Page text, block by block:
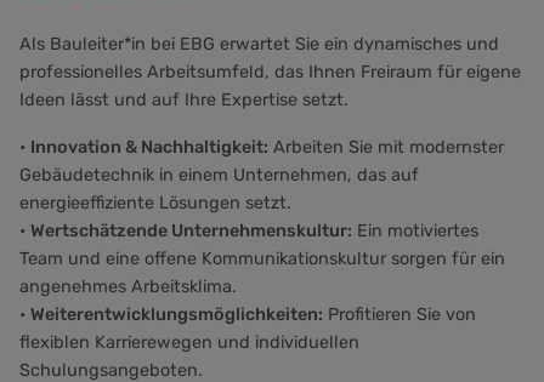
Als Bauleiter*in bei EBG erwartet Sie ein dynamisches und
professionelles Arbeitsumfeld, das Ihnen Freiraum für eigene
Ideen lässt und auf Ihre Expertise setzt.
• Innovation & Nachhaltigkeit: Arbeiten Sie mit modernster
Gebäudetechnik in einem Unternehmen, das auf
energieeffiziente Lösungen setzt.
• Wertschätzende Unternehmenskultur: Ein motiviertes
Team und eine offene Kommunikationskultur sorgen für ein
angenehmes Arbeitsklima.
• Weiterentwicklungsmöglichkeiten: Profitieren Sie von
flexiblen Karrierewegen und individuellen
Schulungsangeboten.